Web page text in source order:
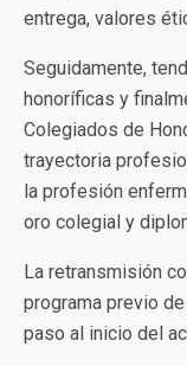
entrega, valores
Seguidamente,
honoríficas y
Colegiados de
trayectoria
la profesión
oro colegial y
La retransmisión
programa previo
paso al inicio del